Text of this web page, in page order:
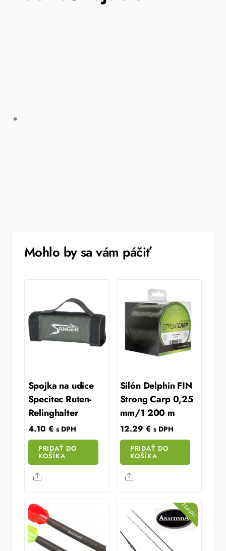
Mohlo by sa vám páčiť
Spojka na udice
Specitec Ruten-
Relinghalter
4.10 € s DPH
PRIDAŤ DO
KOŠÍKA
Share
Silón Delphin FIN
Strong Carp 0,25
mm/1 200 m
12.29 € s DPH
PRIDAŤ DO
KOŠÍKA
Share
ZĽAVA!